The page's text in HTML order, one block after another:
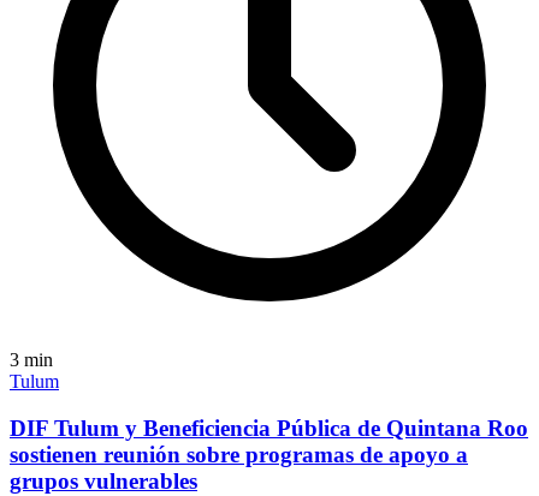
3 min
Tulum
DIF Tulum y Beneficiencia Pública de Quintana Roo
sostienen reunión sobre programas de apoyo a
grupos vulnerables